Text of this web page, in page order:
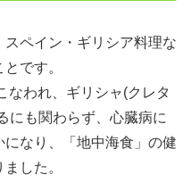
スペイン・ギリシア料理な
です。
なわれ、ギリシャ(クレタ
にも関わらず、心臓病に
なり、「地中海食」の健
した。